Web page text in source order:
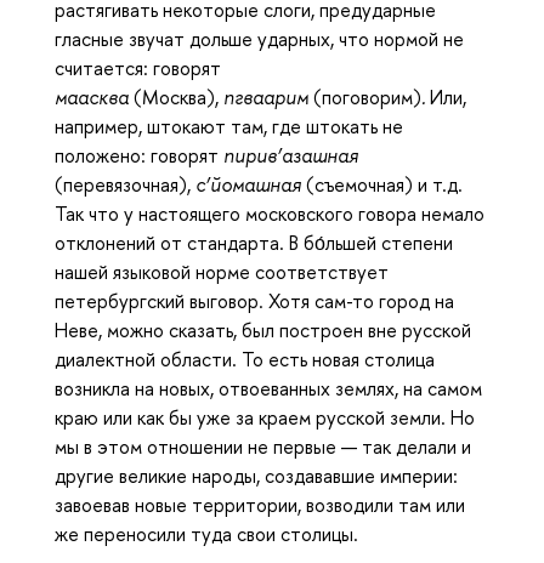
растягивать некоторые слоги, предударные
гласные звучат дольше ударных, что нормой не
считается: говорят
маасква(Москва), пгваарим(поговорим).Или,
например, штокают там, где штокать не
положено: говорят пирив’азашная
(перевязочная), с’йомашная(съемочная) и т.д.
Так что у настоящего московского говора немало
отклонений от стандарта. В бо́льшей степени
нашей языковой норме соответствует
петербургский выговор. Хотя сам-то город на
Неве, можно сказать, был построен вне русской
диалектной области. То есть новая столица
возникла на новых, отвоеванных землях, на самом
краю или как бы уже за краем русской земли. Но
мы в этом отношении не первые — так делали и
другие великие народы, создававшие империи:
завоевав новые территории, возводили там или
же переносили туда свои столицы.